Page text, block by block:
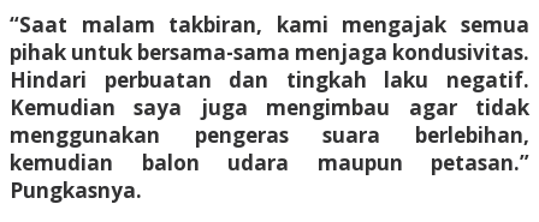
“Saat malam takbiran, kami mengajak semua
pihak untuk bersama-sama menjaga kondusivitas.
Hindari perbuatan dan tingkah laku negatif.
Kemudian saya juga mengimbau agar tidak
menggunakan pengeras suara berlebihan,
kemudian balon udara maupun petasan.”
Pungkasnya.